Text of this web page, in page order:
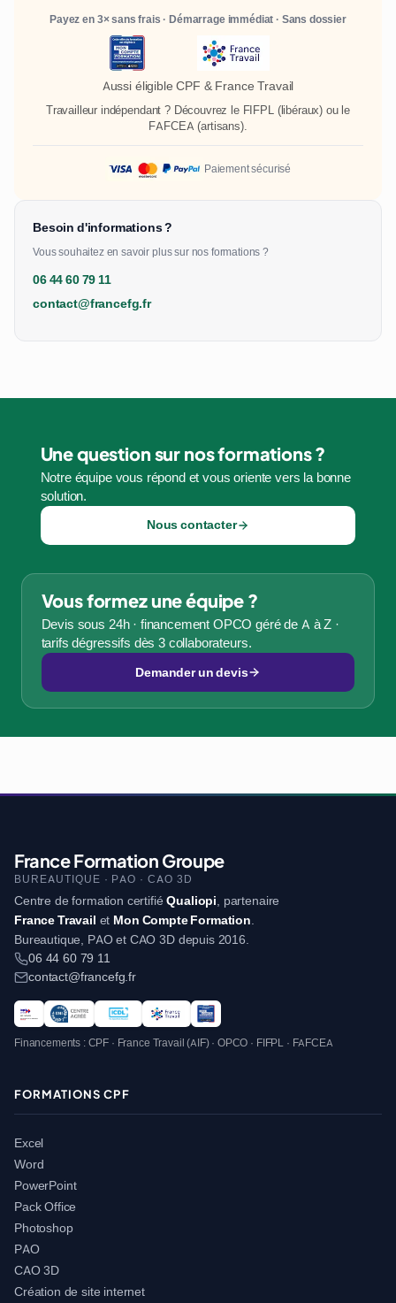
Payez en 3× sans frais · Démarrage immédiat · Sans dossier
Aussi éligible CPF & France Travail
Travailleur indépendant ? Découvrez le FIFPL(libéraux) ou le
FAFCEA (artisans).
Paiement sécurisé
Besoin d'informations ?
Vous souhaitez en savoir plus sur nos formations ?
06 44 60 79 11
contact@francefg.fr
Une question sur nos formations ?
Notre équipe vous répond et vous oriente vers la bonne
solution.
Nous contacter
Vous formez une équipe ?
Devis sous 24h · financement OPCO géré de A à Z ·
tarifs dégressifs dès 3 collaborateurs.
Demander un devis
France Formation Groupe
BUREAUTIQUE · PAO · CAO 3D
Centre de formation certifiéQualiopi, partenaire
France Travail et Mon Compte Formation.
Bureautique, PAO et CAO 3D depuis 2016.
06 44 60 79 11
contact@francefg.fr
Financements : CPF · France Travail (AIF) · OPCO · FIFPL · FAFCEA
FORMATIONS CPF
Excel
Word
PowerPoint
Pack Office
Photoshop
PAO
CAO 3D
Création de site internet